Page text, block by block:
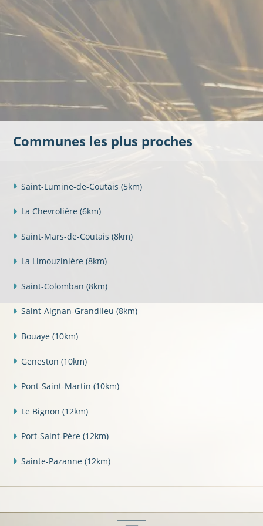
Communes les plus proches
Saint-Lumine-de-Coutais (5km)
La Chevrolière (6km)
Saint-Mars-de-Coutais (8km)
La Limouzinière (8km)
Saint-Colomban (8km)
Saint-Aignan-Grandlieu (8km)
Bouaye (10km)
Geneston (10km)
Pont-Saint-Martin (10km)
Le Bignon (12km)
Port-Saint-Père (12km)
Sainte-Pazanne (12km)